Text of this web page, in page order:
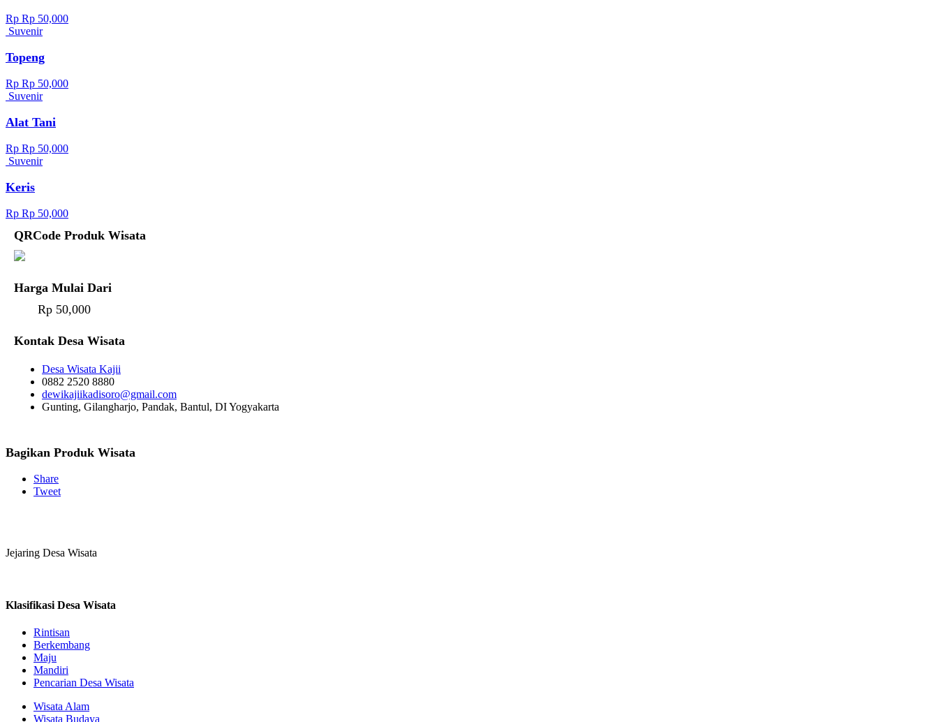
Rp Rp 50,000
Suvenir
Topeng
Rp Rp 50,000
Suvenir
Alat Tani
Rp Rp 50,000
Suvenir
Keris
Rp Rp 50,000
QRCode Produk Wisata
Harga Mulai Dari
Rp 50,000
Kontak Desa Wisata
Desa Wisata Kajii
0882 2520 8880
dewikajiikadisoro@gmail.com
Gunting, Gilangharjo, Pandak, Bantul, DI Yogyakarta
Bagikan Produk Wisata
Share
Tweet
Jejaring Desa Wisata
Klasifikasi Desa Wisata
Rintisan
Berkembang
Maju
Mandiri
Pencarian Desa Wisata
Wisata Alam
Wisata Budaya